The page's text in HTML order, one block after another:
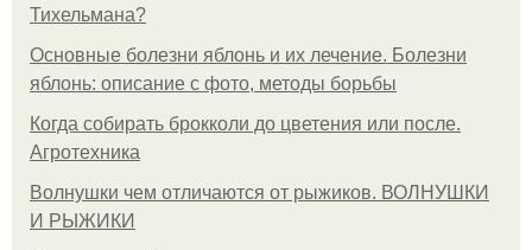
Тихельмана?
Основные болезни яблонь и их лечение. Болезни
яблонь: описание с фото, методы борьбы
Когда собирать брокколи до цветения или после.
Агротехника
Волнушки чем отличаются от рыжиков. ВОЛНУШКИ
И РЫЖИКИ